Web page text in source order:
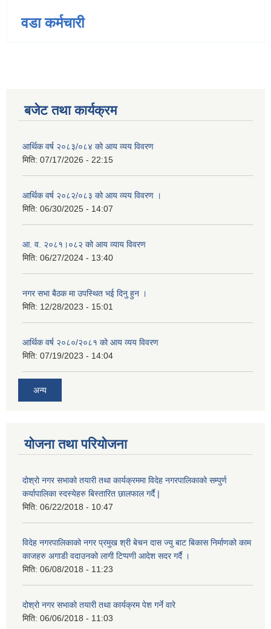
वडा कर्मचारी
बजेट तथा कार्यक्रम
आर्थिक वर्ष २०८३/०८४ को आय व्यय विवरण
मिति: 07/17/2026 - 22:15
आर्थिक वर्ष २०८२/०८३ को आय व्यय विवरण ।
मिति: 06/30/2025 - 14:07
आ. व. २०८१।०८२ को आय व्याय विवरण
मिति: 06/27/2024 - 13:40
नगर सभा बैठक मा उपस्थित भई दिनु हुन ।
मिति: 12/28/2023 - 15:01
आर्थिक वर्ष २०८०/२०८१ को आय व्यय विवरण
मिति: 07/19/2023 - 14:04
अन्य
योजना तथा परियोजना
दोश्रो नगर सभाको तयारी तथा कार्यक्रममा विदेह नगरपालिकाको सम्पुर्ण
कर्यापालिका स्दस्येहरु बिस्तारित छालफाल गर्दै |
मिति: 06/22/2018 - 10:47
विदेह नगरपालिकाको नगर प्रमुख श्री बेचन दास ज्यु बाट बिकास निर्माणको काम
काजहरु अगाडी वदाउनको लागी टिप्पणी आदेश सदर गर्दै ।
मिति: 06/08/2018 - 11:23
दोश्रो नगर सभाको तयारी तथा कार्यक्रम पेश गर्ने वारे
मिति: 06/06/2018 - 11:03